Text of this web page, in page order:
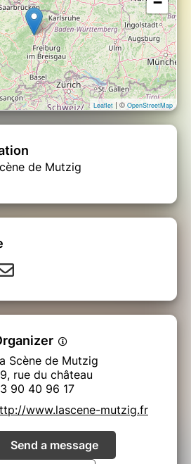
Leaflet | © OpenStreetMap
de Mutzig
Scène de Mutzig
rue du château
90 40 96 17
www.lascene-mutzig.fr
Send a message